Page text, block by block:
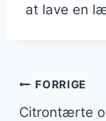
at lave en
FORRIGE
Citrontærte